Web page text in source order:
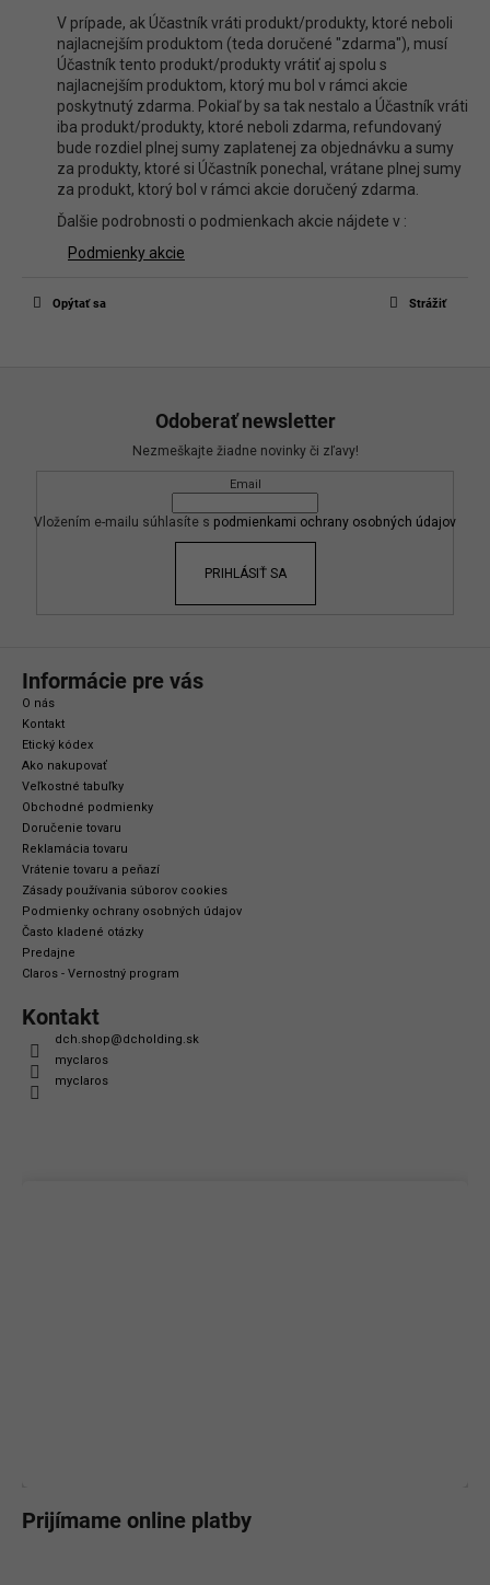
V prípade, ak Účastník vráti produkt/produkty, ktoré neboli
najlacnejším produktom (teda doručené "zdarma"), musí
Účastník tento produkt/produkty vrátiť aj spolu s
najlacnejším produktom, ktorý mu bol v rámci akcie
poskytnutý zdarma. Pokiaľ by sa tak nestalo a Účastník vráti
iba produkt/produkty, ktoré neboli zdarma, refundovaný
bude rozdiel plnej sumy zaplatenej za objednávku a sumy
za produkty, ktoré si Účastník ponechal, vrátane plnej sumy
za produkt, ktorý bol v rámci akcie doručený zdarma.
Ďalšie podrobnosti o podmienkach akcie nájdete v :
Podmienky akcie
Opýtať sa Strážiť
Odoberať newsletter
Nezmeškajte žiadne novinky či zľavy!
Email
Vložením e-mailu súhlasíte s podmienkami ochrany osobných údajov
PRIHLÁSIŤ SA
Informácie pre vás
O nás
Kontakt
Etický kódex
Ako nakupovať
Veľkostné tabuľky
Obchodné podmienky
Doručenie tovaru
Reklamácia tovaru
Vrátenie tovaru a peňazí
Zásady používania súborov cookies
Podmienky ochrany osobných údajov
Často kladené otázky
Predajne
Claros - Vernostný program
Kontakt
dch.shop@dcholding.sk
myclaros
myclaros
Prijímame online platby